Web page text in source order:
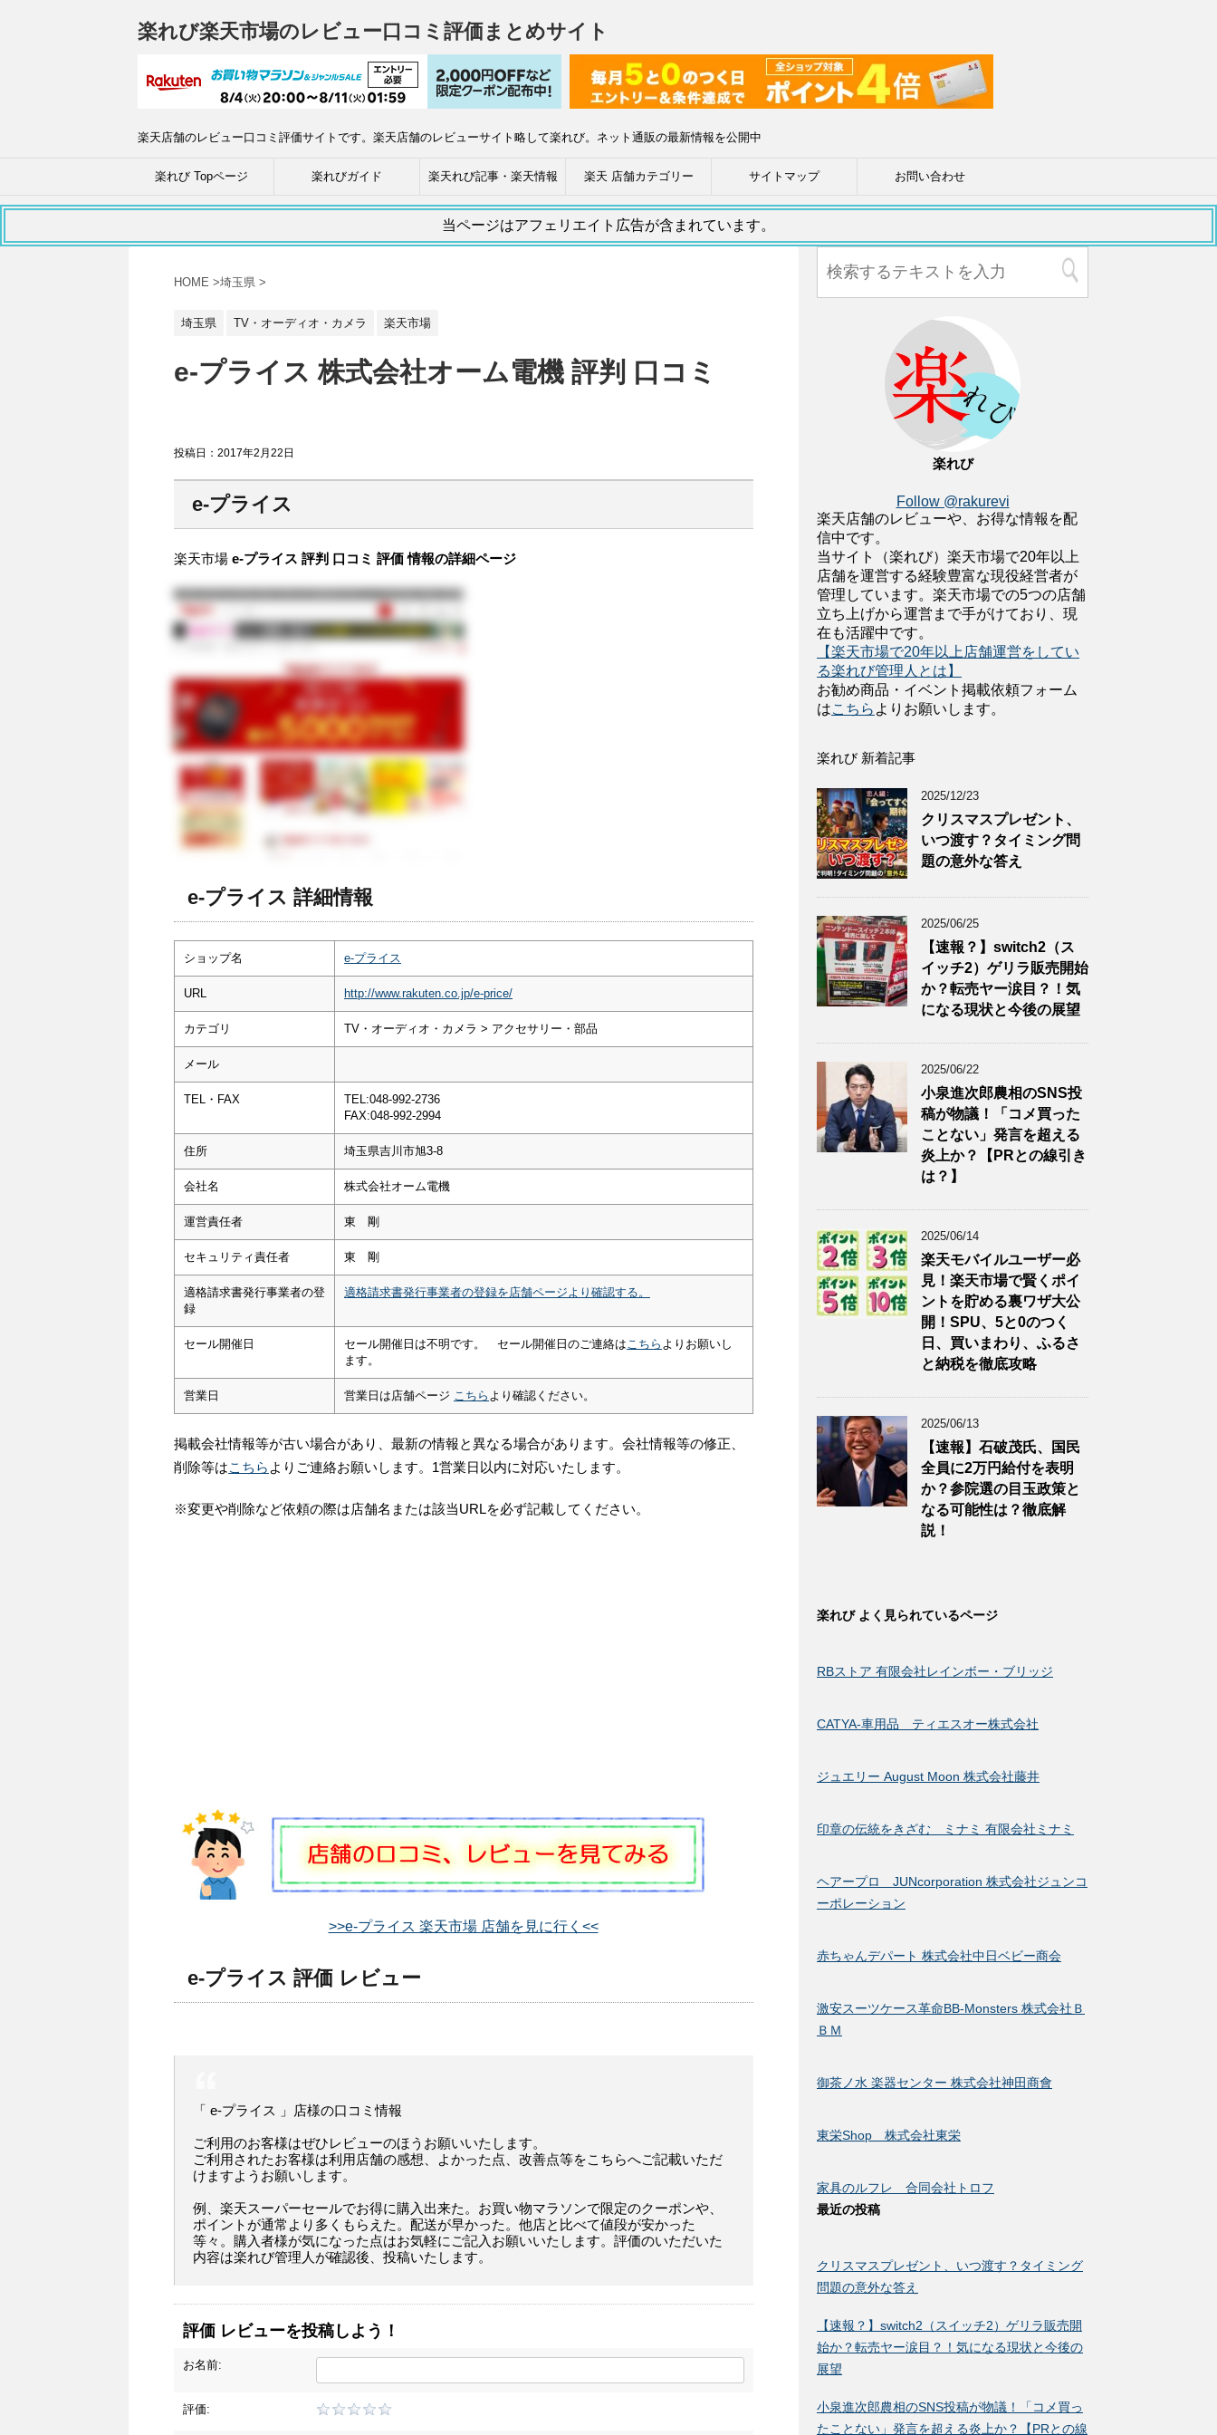
楽れび楽天市場のレビュー口コミ評価まとめサイト
楽天店舗のレビュー口コミ評価サイトです。楽天店舗のレビューサイト略して楽れび。ネット通販の最新情報を公開中
楽れび Topページ 楽れびガイド 楽天れび記事・楽天情報 楽天 店舗カテゴリー サイトマップ お問い合わせ
当ページはアフェリエイト広告が含まれています。
HOME >埼玉県 >
埼玉県 TV・オーディオ・カメラ 楽天市場
e-プライス 株式会社オーム電機 評判 口コミ
投稿日： 2017年2月22日
e-プライス
楽天市場 e-プライス 評判 口コミ 評価 情報の詳細ページ
e-プライス 詳細情報
ショップ名 e-プライス
URL http://www.rakuten.co.jp/e-price/
カテゴリ TV・オーディオ・カメラ > アクセサリー・部品
メール
TEL・FAX
TEL:048-992-2736
FAX:048-992-2994
住所 埼玉県吉川市旭3-8
会社名 株式会社オーム電機
運営責任者 東 剛
セキュリティ責任者 東 剛
適格請求書発行事業者の登
録
適格請求書発行事業者の登録を店舗ページより確認する。
セール開催日 セール開催日は不明です。 セール開催日のご連絡は こちら よりお願いし
ます。
営業日 営業日は店舗ページ こちら より確認ください。
掲載会社情報等が古い場合があり、最新の情報と異なる場合があります。会社情報等の修正、
削除等はこちら よりご連絡お願いします。1営業日以内に対応いたします。
※変更や削除など依頼の際は店舗名または該当URLを必ず記載してください。
>>e-プライス 楽天市場 店舗を見に行く<<
e-プライス 評価 レビュー
「 e-プライス 」店様の口コミ情報
ご利用のお客様はぜひレビューのほうお願いいたします。
ご利用されたお客様は利用店舗の感想、よかった点、改善点等をこちらへご記載いただ
けますようお願いします。
例、楽天スーパーセールでお得に購入出来た。お買い物マラソンで限定のクーポンや、
ポイントが通常より多くもらえた。配送が早かった。他店と比べて値段が安かった
等々。購入者様が気になった点はお気軽にご記入お願いいたします。評価のいただいた
内容は楽れび管理人が確認後、投稿いたします。
評価 レビューを投稿しよう！
お名前:
評価:
楽れび
Follow @rakurevi
楽天店舗のレビューや、お得な情報を配
信中です。
当サイト（楽れび）楽天市場で20年以上
店舗を運営する経験豊富な現役経営者が
管理しています。楽天市場での5つの店舗
立ち上げから運営まで手がけており、現
在も活躍中です。
【楽天市場で20年以上店舗運営をしてい
る楽れび管理人とは】
お勧め商品・イベント掲載依頼フォーム
はこちら よりお願いします。
楽れび 新着記事
2025/12/23
クリスマスプレゼント、
いつ渡す？タイミング問
題の意外な答え
2025/06/25
【速報？】switch2（ス
イッチ2）ゲリラ販売開始
か？転売ヤー涙目？！気
になる現状と今後の展望
2025/06/22
小泉進次郎農相のSNS投
稿が物議！「コメ買った
ことない」発言を超える
炎上か？【PRとの線引き
は？】
2025/06/14
楽天モバイルユーザー必
見！楽天市場で賢くポイ
ントを貯める裏ワザ大公
開！SPU、5と0のつく
日、買いまわり、ふるさ
と納税を徹底攻略
2025/06/13
【速報】石破茂氏、国民
全員に2万円給付を表明
か？参院選の目玉政策と
なる可能性は？徹底解
説！
楽れび よく見られているページ
RBストア 有限会社レインボー・ブリッジ
CATYA-車用品 ティエスオー株式会社
ジュエリー August Moon 株式会社藤井
印章の伝統をきざむ ミナミ 有限会社ミナミ
ヘアープロ JUNcorporation 株式会社ジュンコ
ーポレーション
赤ちゃんデパート 株式会社中日ベビー商会
激安スーツケース革命BB-Monsters 株式会社Ｂ
ＢＭ
御茶ノ水 楽器センター 株式会社神田商會
東栄Shop 株式会社東栄
家具のルフレ 合同会社トロフ
最近の投稿
クリスマスプレゼント、いつ渡す？タイミング
問題の意外な答え
【速報？】switch2（スイッチ2）ゲリラ販売開
始か？転売ヤー涙目？！気になる現状と今後の
展望
小泉進次郎農相のSNS投稿が物議！「コメ買っ
たことない」発言を超える炎上か？【PRとの線